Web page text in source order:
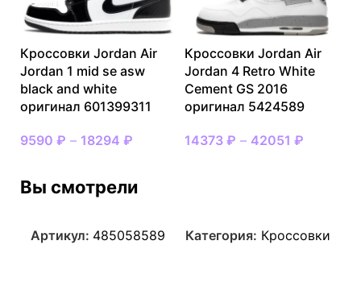
Кроссовки Jordan Air
Jordan 1 mid se asw
black and white
оригинал 601399311
9590 ₽ – 18294 ₽
Кроссовки Jordan Air
Jordan 4 Retro White
Cement GS 2016
оригинал 5424589
14373 ₽ – 42051 ₽
Вы смотрели
Артикул: 485058589 Категория: Кроссовки